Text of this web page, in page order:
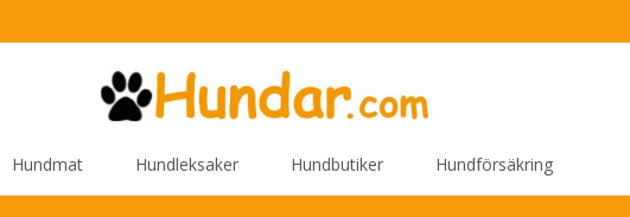
Hundmat Hundleksaker Hundbutiker Hundförsäkring